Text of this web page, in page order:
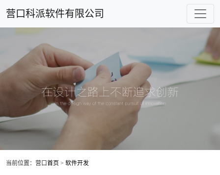
营口科派软件有限公司
当前位置：营口首页 > 软件开发